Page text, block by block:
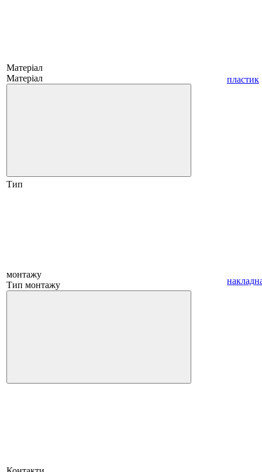
Матеріал
Матеріал
пластик
Тип
монтажу
Тип монтажу